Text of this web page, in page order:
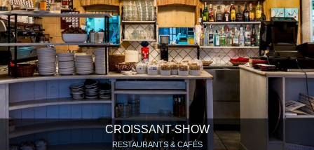
CROISSANT-SHOW
RESTAURANTS & CAFÉS